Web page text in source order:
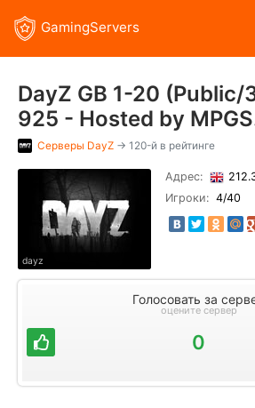
GamingServers
DayZ GB 1-20 (Public/
925 - Hosted by
Серверы DayZ → 120-й в рейтинге
dayz
Адрес:
Игроки: 4/40
Голосовать за
оцените сервер
0